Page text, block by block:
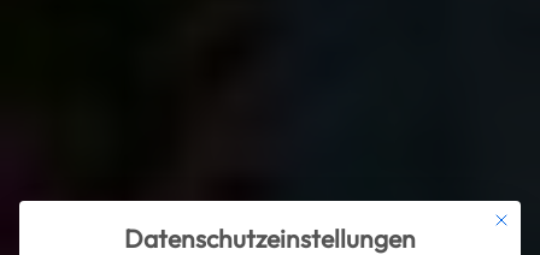
Mit
Datenschutzeinstellungen